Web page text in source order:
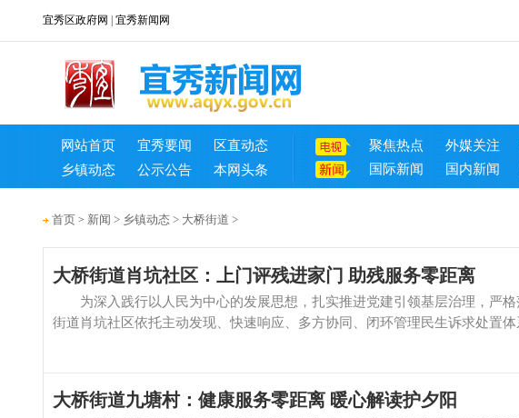
宜秀区政府网 宜秀新闻网
网站首页 宜秀要闻
区直动态
乡镇动态
公示公告 本网头条
聚焦热点 外媒关注
国际新闻
国内新闻
首页 > 新闻 > 乡镇动态 > 大桥街道 >
大桥街道肖坑社区：上门评残进家门 助残服务零距离
为深入践行以人民为中心的发展思想，扎实推进党建引领基层治理，严格
街道肖坑社区依托主动发现、快速响应、多方协同、闭环管理民生诉求处置
大桥街道九塘村：健康服务零距离 暖心解读护夕阳